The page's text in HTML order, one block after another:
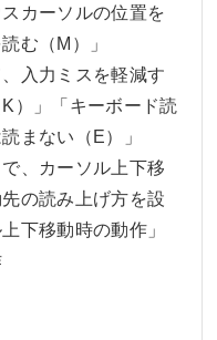
カーソルの位置を
む（M）」
入力ミスを軽減す
）」「キーボード読
まない（E）」
、カーソル上下移
の読み上げ方を設
下移動時の動作」